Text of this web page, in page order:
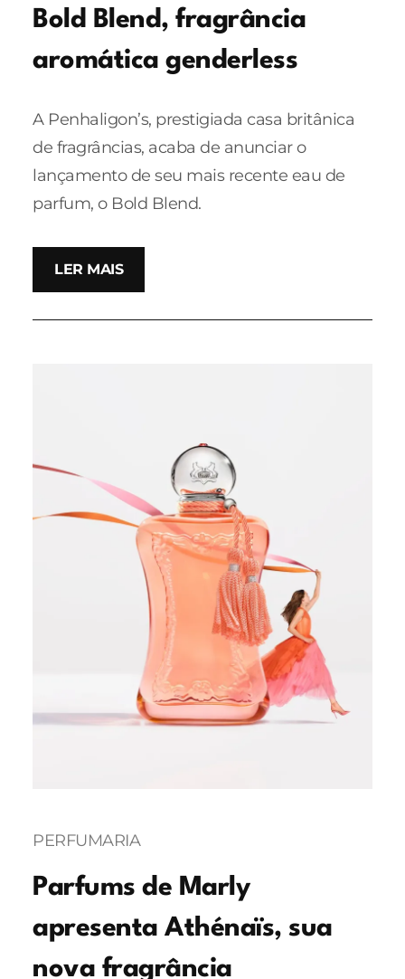
Bold Blend, fragrância
aromática genderless
A Penhaligon’s, prestigiada casa britânica
de fragrâncias, acaba de anunciar o
lançamento de seu mais recente eau de
parfum, o Bold Blend.
LER MAIS
PERFUMARIA
Parfums de Marly
apresenta Athénaïs, sua
nova fragrância